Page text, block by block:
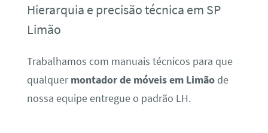
Hierarquia e precisão técnica em SP
Limão
Trabalhamos com manuais técnicos para que
qualquermontador de móveis em Limãode
nossa equipe entregue o padrão LH.